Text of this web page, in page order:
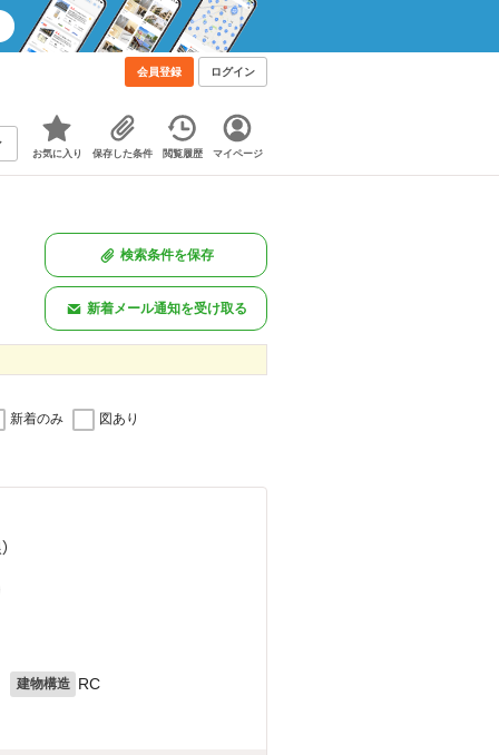
会員登録 ログイン
お気に入り 保存した条件 閲覧履歴 マイページ
検索条件を保存
新着メール通知を受け取る
新着のみ 図あり
建物構造 RC